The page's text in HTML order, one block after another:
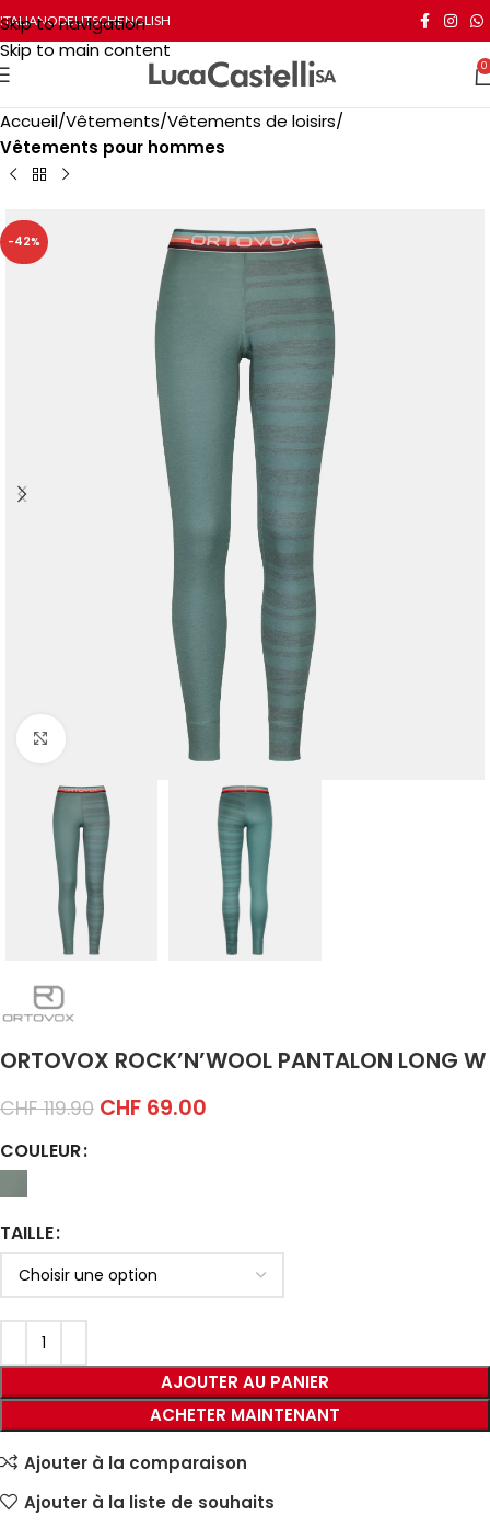
Skip to navigation
Skip to main content
ITALIANODEUTSCHENGLISH
0
Accueil Vêtements Vêtements de loisirs
Vêtements pour hommes
-42%
Click to enlarge
ORTOVOX ROCK’N’WOOL PANTALON LONG W
CHF119.90 CHF 69.00
COULEUR
TAILLE
AJOUTER AU PANIER
ACHETER MAINTENANT
Ajouter à la comparaison
Ajouter à la liste de souhaits